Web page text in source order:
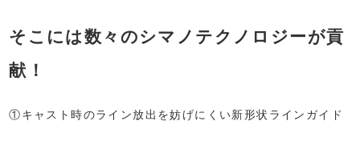
そこには数々のシマノテクノロジーが貢
献！
①キャスト時のライン放出を妨げにくい新形状ラインガイド